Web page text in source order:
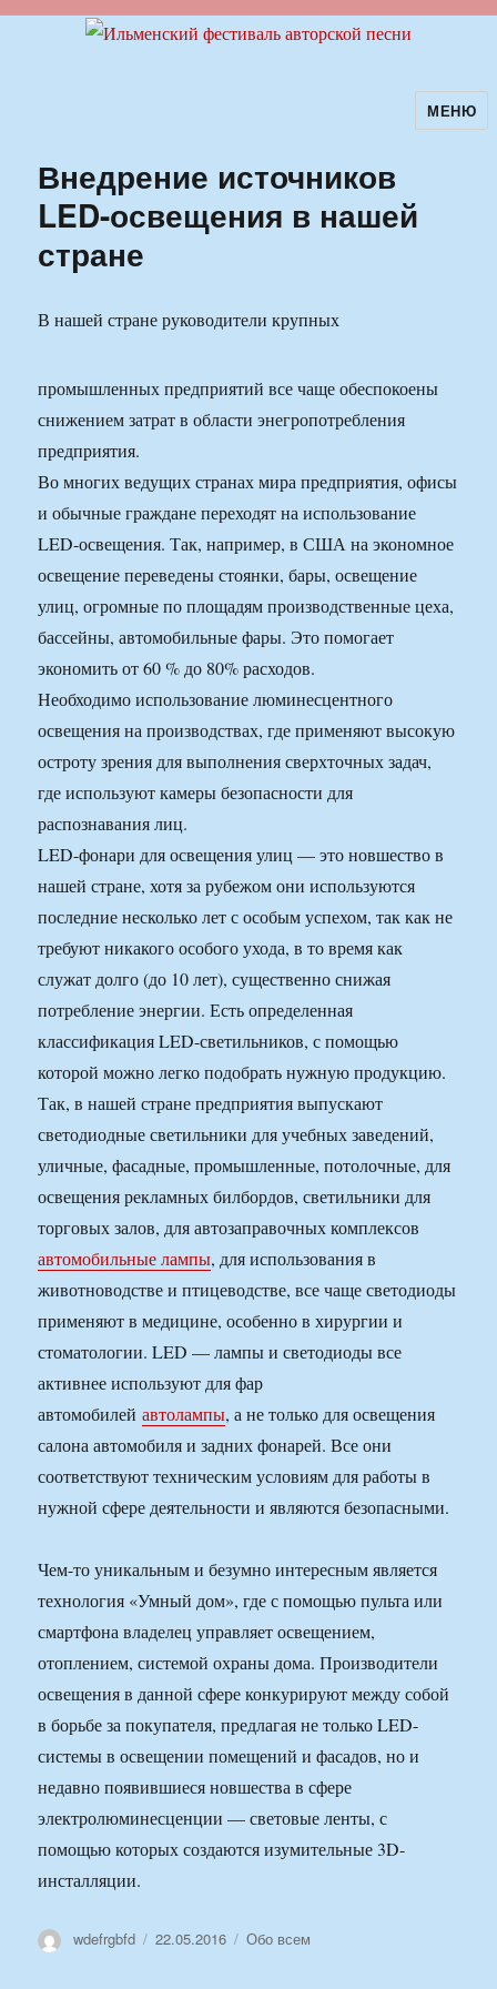
Ильменский фестиваль авторскойМЕНЮ
Внедрение источников
LED-освещения в нашей
стране
В нашей стране руководители крупных
промышленных предприятий все чаще обеспокоены
снижением затрат в области энегропотребления
предприятия.
Во многих ведущих странах мира предприятия, офисы
и обычные граждане переходят на использование
LED-освещения. Так, например, в США на экономное
освещение переведены стоянки, бары, освещение
улиц, огромные по площадям производственные цеха,
бассейны, автомобильные фары. Это помогает
экономить от 60 % до 80% расходов.
Необходимо использование люминесцентного
освещения на производствах, где применяют высокую
остроту зрения для выполнения сверхточных задач,
где используют камеры безопасности для
распознавания лиц.
LED-фонари для освещения улиц — это новшество в
нашей стране, хотя за рубежом они используются
последние несколько лет с особым успехом, так как не
требуют никакого особого ухода, в то время как
служат долго (до 10 лет), существенно снижая
потребление энергии. Есть определенная
классификация LED-светильников, с помощью
которой можно легко подобрать нужную продукцию.
Так, в нашей стране предприятия выпускают
светодиодные светильники для учебных заведений,
уличные, фасадные, промышленные, потолочные, для
освещения рекламных билбордов, светильники для
торговых залов, для автозаправочных комплексов
автомобильные лампы, для использования в
животноводстве и птицеводстве, все чаще светодиоды
применяют в медицине, особенно в хирургии и
стоматологии. LED — лампы и светодиоды все
активнее используют для фар
автомобилейавтолампы, а не только для освещения
салона автомобиля и задних фонарей. Все они
соответствуют техническим условиям для работы в
нужной сфере деятельности и являются безопасными.
Чем-то уникальным и безумно интересным является
технология «Умный дом», где с помощью пульта или
смартфона владелец управляет освещением,
отоплением, системой охраны дома. Производители
освещения в данной сфере конкурируют между собой
в борьбе за покупателя, предлагая не только LED-
системы в освещении помещений и фасадов, но и
недавно появившиеся новшества в сфере
электролюминесценции — световые ленты, с
помощью которых создаются изумительные 3D-
инсталляции.
Автор
wdefrgbfd Опубликовано
22.05.2016 Рубрики
Обо всем